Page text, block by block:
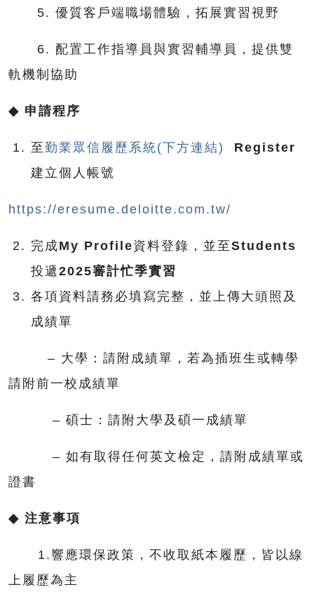
5. 優質客戶端職場體驗，拓展實習視野
6. 配置工作指導員與實習輔導員，提供雙
軌機制協助
◆ 申請程序
至勤業眾信 履歷系統(下方連結)
Register
建立個人帳號
https://eresume.deloitte.com.tw/
完成My Profile資料登錄，並至Students
投遞2025審計忙季實習
各項資料請務必填寫完整，並上傳大頭照及
成績單
– 大學：請附成績單，若為插班生或轉學
請附前一校成績單
– 碩士：請附大學及碩一成績單
– 如有取得任何英文檢定，請附成績單或
證書
◆ 注意事項
1.響應環保政策，不收取紙本履歷，皆以線
上履歷為主